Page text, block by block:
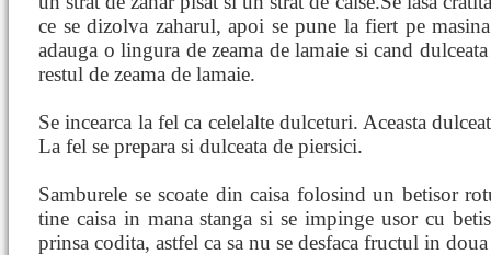
ce se dizolva zaharul, apoi se pune la fiert pe
adauga o lingura de zeama de lamaie si cand
restul de zeama de lamaie.
Se incearca la fel ca celelalte dulceturi. Aceasta
La fel se prepara si dulceata de piersici.
Samburele se scoate din caisa folosind un betisor
tine caisa in mana stanga si se impinge usor cu
prinsa codita, astfel ca sa nu se desfaca fructul in